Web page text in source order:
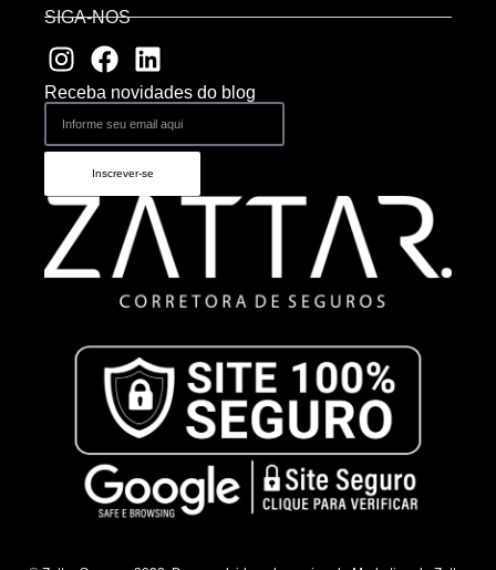
SIGA-NOS
Receba novidades do blog
Inscrever-se